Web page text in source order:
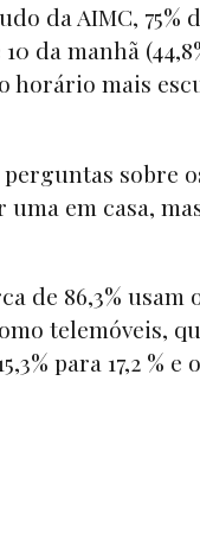
da AIMC, 75%
da manhã
horário mais
sobre
em casa,
de 86,3%
telemóveis,
para 17,2 % e